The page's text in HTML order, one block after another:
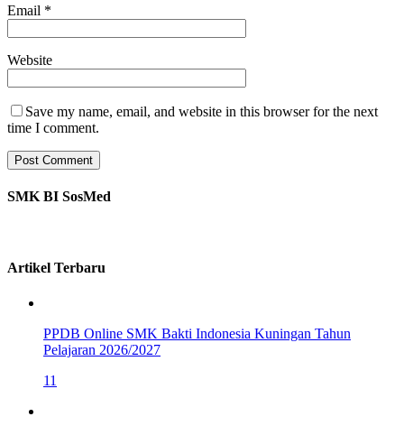
Email *
Website
Save my name, email, and website in this browser for the next
time I comment.
SMK BI SosMed
Artikel Terbaru
PPDB Online SMK Bakti Indonesia Kuningan Tahun
Pelajaran 2026/2027
11